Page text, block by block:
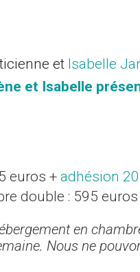
et Isabelle
et Isabelle
euros + adhésion
double : 595 euros
en
Nous ne